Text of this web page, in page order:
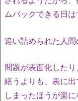
ムバックできる日
追い詰められた人間
問題が表面化した
繕うよりも、表に
しまったほうが楽